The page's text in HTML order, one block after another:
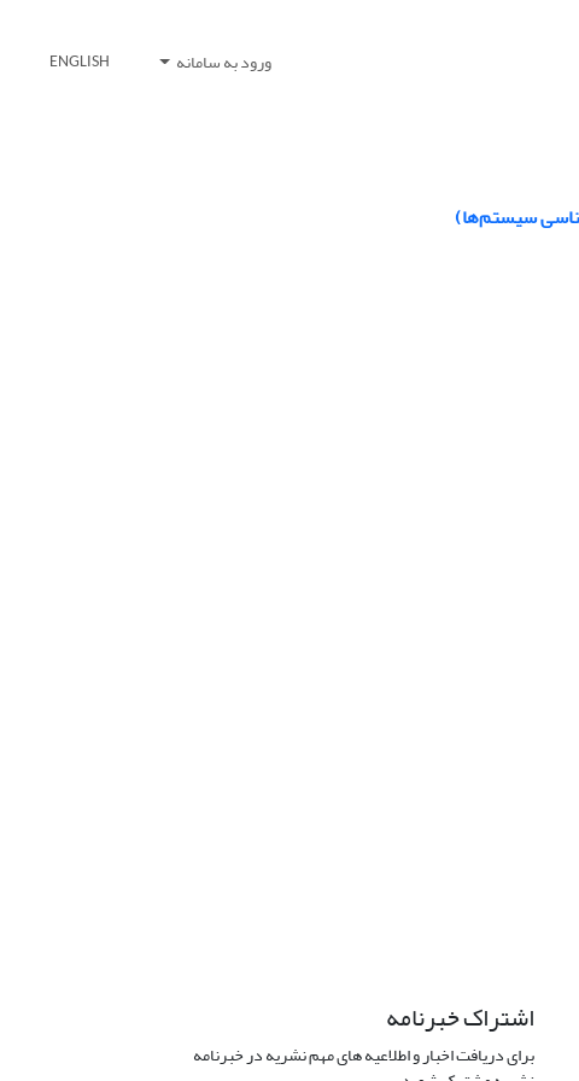
ورود به سامانه ENGLISH
سیستم‌ها)
اشتراک خبرنامه
برای دریافت اخبار و اطلاعیه های مهم نشریه در خبرنامه